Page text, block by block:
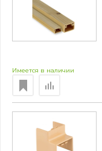
Имеется в наличии